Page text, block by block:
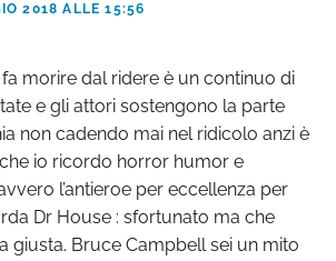
2018 ALLE 15:56
morire dal ridere è un continuo di
e gli attori sostengono la parte
non cadendo mai nel ridicolo anzi è
io ricordo horror humor e
l’antieroe per eccellenza per
Dr House : sfortunato ma che
giusta. Bruce Campbell sei un mito